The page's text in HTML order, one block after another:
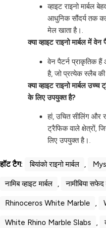
व्हाइट राइनो
आधुनिक सौंदर्य तक
मेल खाता है।.
क्या व्हाइट राइनो मार्बल में
वेन पैटर्न प्राकृतिक
है, जो प्रत्येक स्लैब की
क्या व्हाइट राइनो मार्बल
के लिए उपयुक्त है?
हां, उचित सीलिंग और
ट्रैफिक वाले क्षेत्रों,
लिए उपयुक्त है।.
हॉट टैग: बियांको राइनो मार्बल ,
नामिब व्हाइट मार्बल , नामीबिया सफेद
Rhinoceros White Marble ,
White Rhino Marble Slabs ,